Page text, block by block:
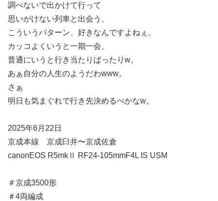
調べないで出かけて行って
思いがけない列車と出会う、
こういうパターン、好きなんですよねぇ。
カッコよくいうと一期一会、
普通にいうと行き当たりばったりw。
あぁ自分の人生のようだわwww。
さぁ
明日も気まぐれで行き先決めるべかなw。
2025年6月22日
京成本線 京成臼井〜京成佐倉
canonEOS R5mkⅡ RF24-105mmF4L IS USM
＃京成3500形
＃4両編成